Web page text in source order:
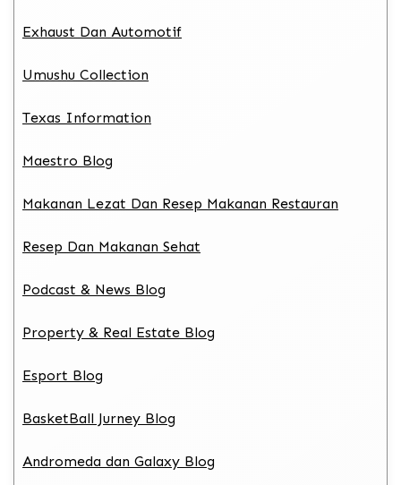
Exhaust Dan Automotif
Umushu Collection
Texas Information
Maestro Blog
Makanan Lezat Dan Resep Makanan Restauran
Resep Dan Makanan Sehat
Podcast & News Blog
Property & Real Estate Blog
Esport Blog
BasketBall Jurney Blog
Andromeda dan Galaxy Blog